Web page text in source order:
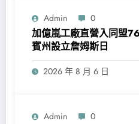
Admin 0
加億嵐工廠直營入同盟
賓州設立詹姆斯日
2026 年 8 月 6 日
Admin 0